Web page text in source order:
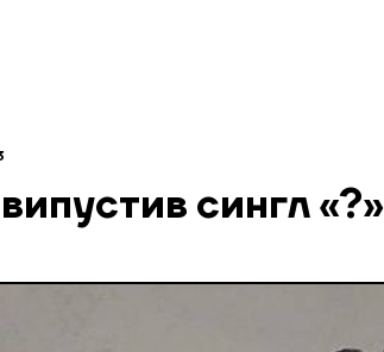
сингл «?»